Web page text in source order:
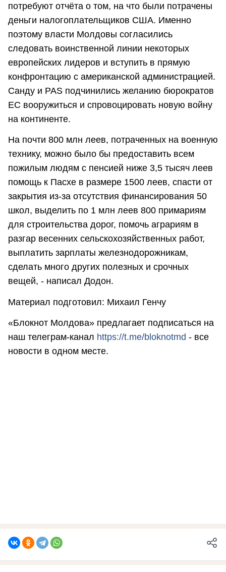
потребуют отчёта о том, на что были потрачены
деньги налогоплательщиков США. Именно
поэтому власти Молдовы согласились
следовать воинственной линии некоторых
европейских лидеров и вступить в прямую
конфронтацию с американской администрацией.
Санду и PAS подчинились желанию бюрократов
ЕС вооружиться и спровоцировать новую войну
на континенте.
На почти 800 млн леев, потраченных на военную
технику, можно было бы предоставить всем
пожилым людям с пенсией ниже 3,5 тысяч леев
помощь к Пасхе в размере 1500 леев, спасти от
закрытия из-за отсутствия финансирования 50
школ, выделить по 1 млн леев 800 примариям
для строительства дорог, помочь аграриям в
разгар весенних сельскохозяйственных работ,
выплатить зарплаты железнодорожникам,
сделать много других полезных и срочных
вещей, - написал Додон.
Материал подготовил: Михаил Генчу
«Блокнот Молдова» предлагает подписаться на
наш телеграм-канал https://t.me/bloknotmd - все
новости в одном месте.